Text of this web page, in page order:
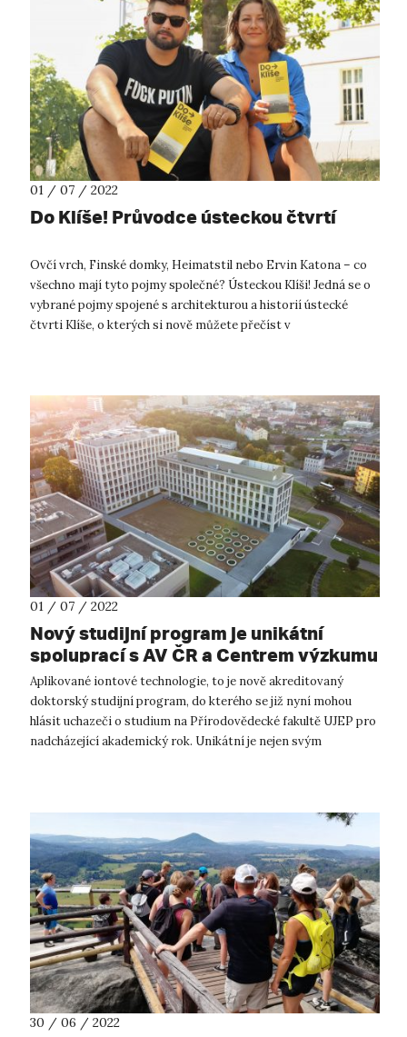
01 / 07 / 2022
Do Klíše! Průvodce ústeckou čtvrtí
Ovčí vrch, Finské domky, Heimatstil nebo Ervin Katona – co
všechno mají tyto pojmy společné? Ústeckou Klíši! Jedná se o
vybrané pojmy spojené s architekturou a historií ústecké
čtvrti Klíše, o kterých si nově můžete přečíst v
01 / 07 / 2022
Nový studijní program je unikátní
spoluprací s AV ČR a Centrem výzkumu
Řež
Aplikované iontové technologie, to je nově akreditovaný
doktorský studijní program, do kterého se již nyní mohou
hlásit uchazeči o studium na Přírodovědecké fakultě UJEP pro
nadcházející akademický rok. Unikátní je nejen svým
30 / 06 / 2022